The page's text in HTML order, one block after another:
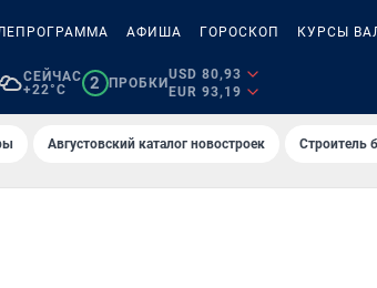
АФИША ГОРОСКОП КУРСЫ
СЕЙЧАС
+22°C
2 ПРОБКИ
USD 80,93
EUR 93,19
Августовский каталог новостроек Строитель